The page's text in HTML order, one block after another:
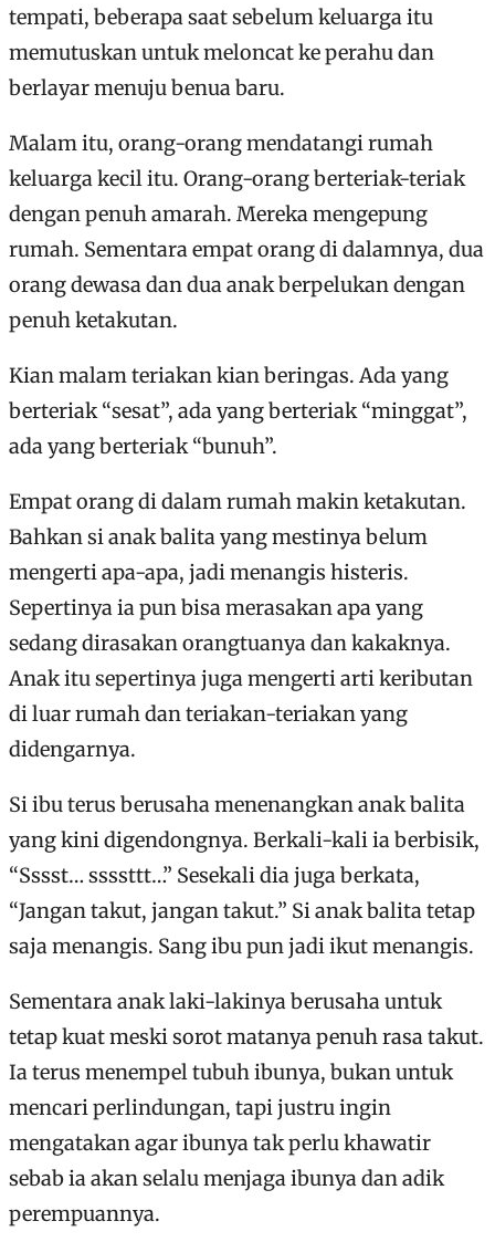
tempati, beberapa saat sebelum keluarga itu
memutuskan untuk meloncat ke perahu dan
berlayar menuju benua baru.
Malam itu, orang-orang mendatangi rumah
keluarga kecil itu. Orang-orang berteriak-teriak
dengan penuh amarah. Mereka mengepung
rumah. Sementara empat orang di dalamnya, dua
orang dewasa dan dua anak berpelukan dengan
penuh ketakutan.
Kian malam teriakan kian beringas. Ada yang
berteriak “sesat”, ada yang berteriak “minggat”,
ada yang berteriak “bunuh”.
Empat orang di dalam rumah makin ketakutan.
Bahkan si anak balita yang mestinya belum
mengerti apa-apa, jadi menangis histeris.
Sepertinya ia pun bisa merasakan apa yang
sedang dirasakan orangtuanya dan kakaknya.
Anak itu sepertinya juga mengerti arti keributan
di luar rumah dan teriakan-teriakan yang
didengarnya.
Si ibu terus berusaha menenangkan anak balita
yang kini digendongnya. Berkali-kali ia berbisik,
“Sssst… ssssttt…” Sesekali dia juga berkata,
“Jangan takut, jangan takut.” Si anak balita tetap
saja menangis. Sang ibu pun jadi ikut menangis.
Sementara anak laki-lakinya berusaha untuk
tetap kuat meski sorot matanya penuh rasa takut.
Ia terus menempel tubuh ibunya, bukan untuk
mencari perlindungan, tapi justru ingin
mengatakan agar ibunya tak perlu khawatir
sebab ia akan selalu menjaga ibunya dan adik
perempuannya.